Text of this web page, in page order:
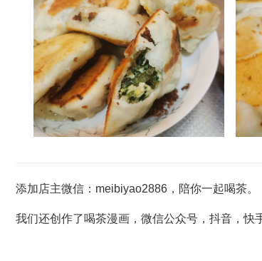
添加店主微信：meibiyao2886，陪你一起喝茶。
我们还创作了喝茶漫画，微信公众号，抖音，快